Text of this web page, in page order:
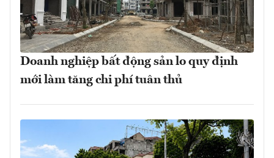
Doanh nghiệp bất động sản lo quy định
mới làm tăng chi phí tuân thủ